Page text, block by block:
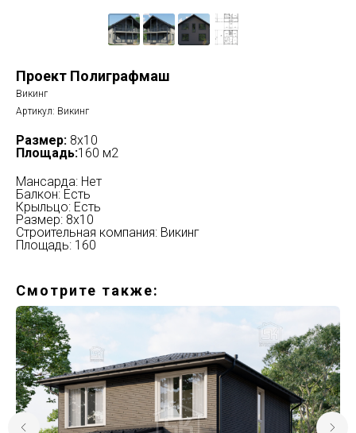
Проект Полиграфмаш
Викинг
Артикул: Викинг
Размер: 8х10
Площадь:160 м2
Мансарда: Нет
Балкон: Есть
Крыльцо: Есть
Размер: 8х10
Строительная компания: Викинг
Площадь: 160
Смотрите также: